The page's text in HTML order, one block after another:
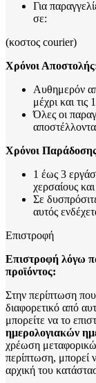
Για
σε:
(κοστος courier)
Χρόνοι
Αυθημερόν
μέχρι και
Όλες οι
Χρόνοι
1 έως 3
χερσαίους
Σε
αυτός
Επιστροφή
Επιστροφή λόγω
προϊόντος:
Στην περίπτωση
διαφορετικό από
μπορείτε να το
ημερολογιακών
χρέωση
περίπτωση, μπορεί
αρχική του